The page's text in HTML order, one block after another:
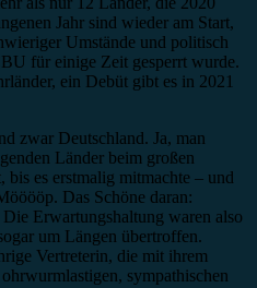
Jahr sind wieder am Start,
Umstände und politisch
für einige Zeit gesperrt wurde.
ein Debüt gibt es in 2021
zwar Deutschland. Ja, man
Länder beim großen
bis es erstmalig mitmachte – und
Das Schöne daran:
Erwartungshaltung waren also
um Längen übertroffen.
Vertreterin, die mit ihrem
sympathischen